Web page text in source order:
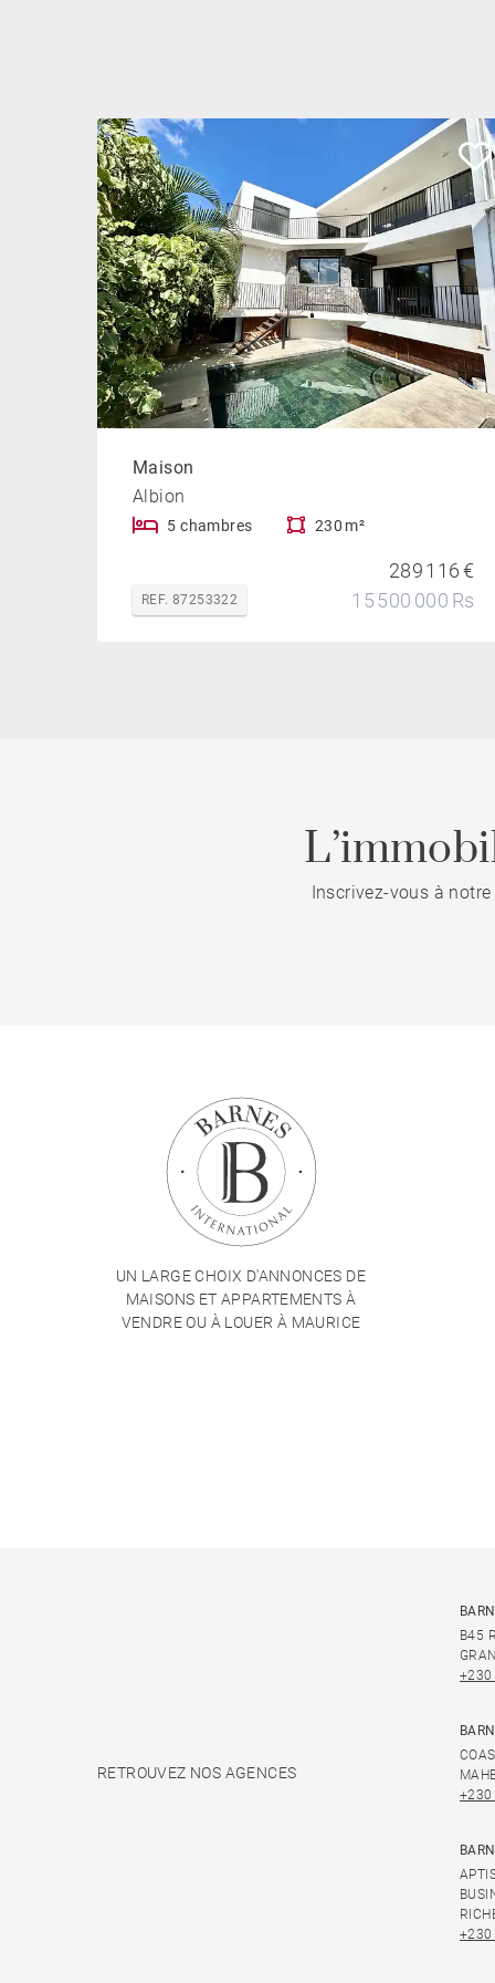
Maison
Albion
5 chambres 230 m²
REF. 87253322
289 116 €
15 500 000 Rs
Inscrivez-vous à
UN LARGE CHOIX D'ANNONCES DE
MAISONS ET APPARTEMENTS À
VENDRE OU À LOUER À MAURICE
RETROUVEZ NOS AGENCES
B45
+230
+230
+230